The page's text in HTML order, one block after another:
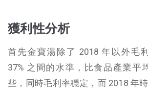
獲利性分析
首先金寶湯除了 2018 年以外毛
37% 之間的水準，比食品產業平
些，同時毛利率穩定，而 2018 年